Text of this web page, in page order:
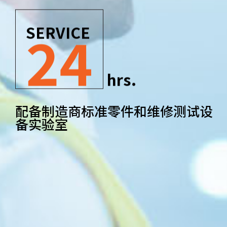
SERVICE
24 hrs.
配备制造商标准零件和维修测试设
备实验室